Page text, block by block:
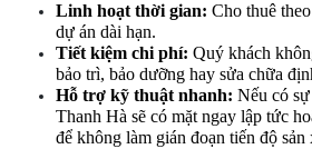
Linh hoạt thời gian: Cho thuê
dự án dài hạn.
Tiết kiệm chi phí: Quý khách
bảo trì, bảo dưỡng hay sửa chữa
Hỗ trợ kỹ thuật nhanh: Nếu có
Thanh Hà sẽ có mặt ngay lập tức
để không làm gián đoạn tiến độ sản